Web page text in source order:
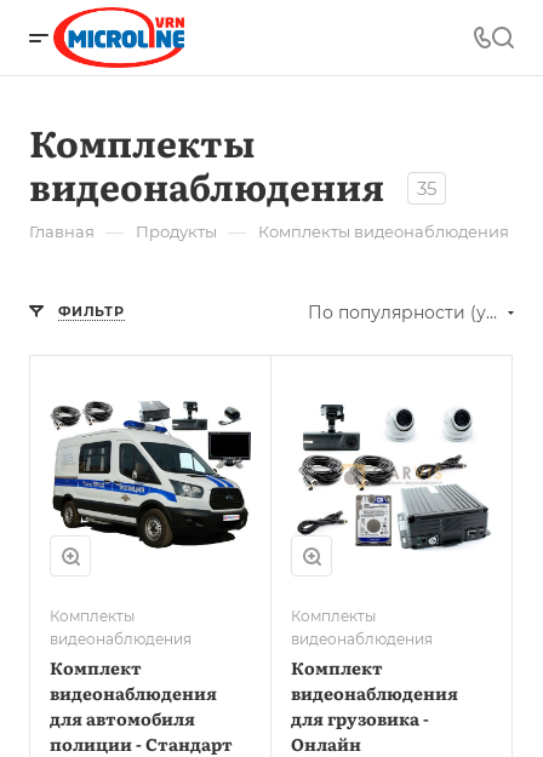
Комплекты
видеонаблюдения
35
Главная — Продукты — Комплекты видеонаблюдения
ФИЛЬТР По популярности (убывание)
Комплекты
видеонаблюдения
Комплект
видеонаблюдения
для автомобиля
полиции - Стандарт
Комплекты
видеонаблюдения
Комплект
видеонаблюдения
для грузовика -
Онлайн